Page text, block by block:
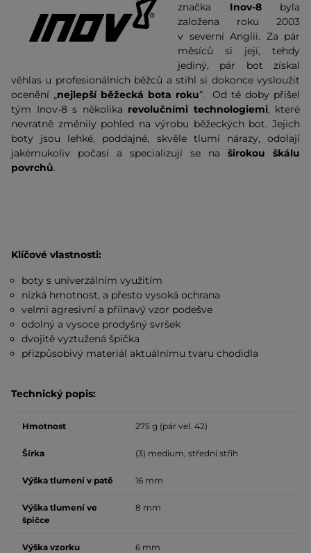
značka Inov-8byla
založena roku 2003
v severní Anglii. Za pár
měsíců si její, tehdy
jediný, pár bot získal
věhlas u profesionálních běžců a stihl si dokonce vysloužit
ocenění „nejlepší běžecká bota roku“. Od té doby přišel
tým Inov-8 s několika revolučními technologiemi, které
nevratně změnily pohled na výrobu běžeckých bot. Jejich
boty jsou lehké, poddajné, skvěle tlumí nárazy, odolají
jakémukoliv počasí a specializují se na širokou škálu
povrchů.
Klíčové vlastnosti:
boty s univerzálním využitím
nízká hmotnost, a přesto vysoká ochrana
velmi agresivní a přilnavý vzor podešve
odolný a vysoce prodyšný svršek
dvojitě vyztužená špička
přizpůsobivý materiál aktuálnímu tvaru chodidla
Technický popis:
Hmotnost 275 g (pár vel. 42)
Šírka (3) medium, střední střih
Výška tlumení v patě 16 mm
Výška tlumení ve
špičce
8 mm
Výška vzorku 6 mm